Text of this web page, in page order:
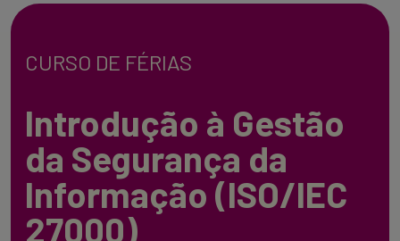
CURSO DE FÉRIAS
Introdução à Gestão
da Segurança da
Informação (ISO/IEC
27000)